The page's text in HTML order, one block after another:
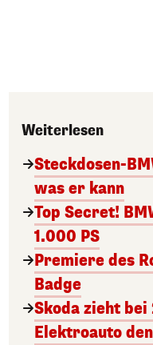
Weiterlesen
Steckdosen-
was er kann
Top Secret!
1.000 PS
Premiere des
Badge
Skoda zieht
Elektroauto